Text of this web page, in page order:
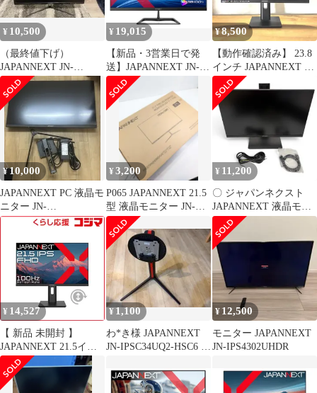
¥ 10,500
（最終値下げ）
JAPANNEXT JN-
T24165FHDR 144/165Hz
¥ 19,015
【新品・3営業日で発
送】JAPANNEXT JN-
IPS215F3(JN-IPS215F3)
¥8,500
【動作確認済み】 23.8
インチ JAPANNEXT 高
画質モニターJN-
IPS238FHDR-C65W-
HSP フルHD USB
¥10,000
JAPANNEXT PC 液晶モ
ニター JN-
IPS28UHDRC65W 中古
¥3,200
P065 JAPANNEXT 21.5
型 液晶モニター JN-
IPS215FHD
¥ 11,200
〇 ジャパンネクスト
JAPANNEXT 液晶モニ
ター JN-IPS238FHDR-
C65W-HSP 23.8インチ
フルHD IPS HDMI タイ
プC スピーカー 昇降 ピ
ボット 2600-4862
¥ 14,527
【 新品 未開封 】
JAPANNEXT 21.5イン
チ IPSパネル搭載 フル
HD(1920x1080)解像度
液晶モニター HDMI
¥1,100
わ*き様 JAPANNEXT
JN-IPSC34UQ2-HSC6 付
¥ 12,500
モニター JAPANNEXT
JN-IPS4302UHDR